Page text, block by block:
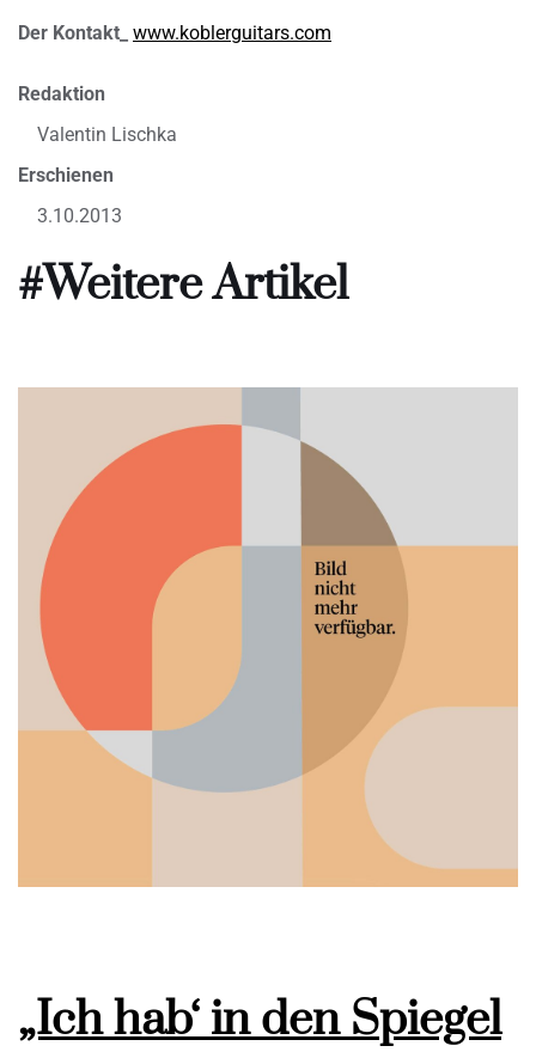
Der Kontakt_ www.koblerguitars.com
Redaktion
Valentin Lischka
Erschienen
3.10.2013
#Weitere Artikel
„Ich hab‘ in den Spiegel